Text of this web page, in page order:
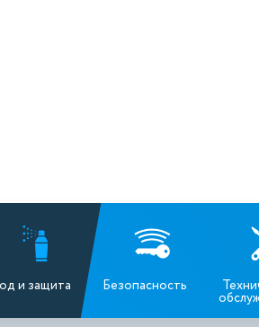
и защита Безопасность